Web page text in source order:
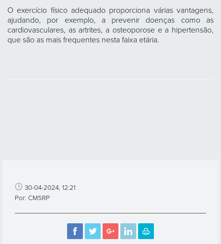
O exercício físico adequado proporciona várias vantagens,
ajudando, por exemplo, a prevenir doenças como as
cardiovasculares, as artrites, a osteoporose e a hipertensão,
que são as mais frequentes nesta faixa etária.
30-04-2024, 12:21
Por: CMSRP